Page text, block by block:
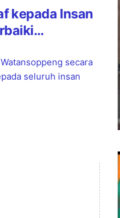
kepada Insan
secara
seluruh insan